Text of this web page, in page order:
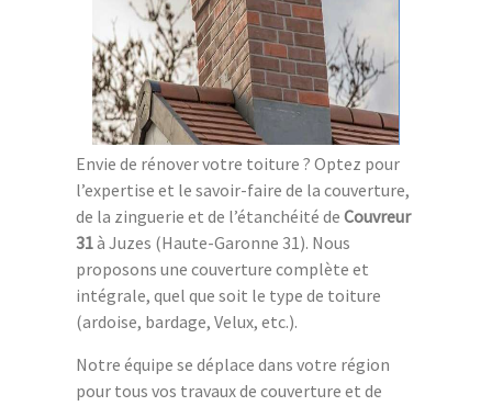
Envie de rénover votre toiture ? Optez pour
l’expertise et le savoir-faire de la couverture,
de la zinguerie et de l’étanchéité de Couvreur
31à Juzes (Haute-Garonne 31). Nous
proposons une couverture complète et
intégrale, quel que soit le type de toiture
(ardoise, bardage, Velux, etc.).
Notre équipe se déplace dans votre région
pour tous vos travaux de couverture et de